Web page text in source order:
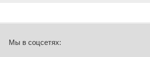
Мы в соцсетях: